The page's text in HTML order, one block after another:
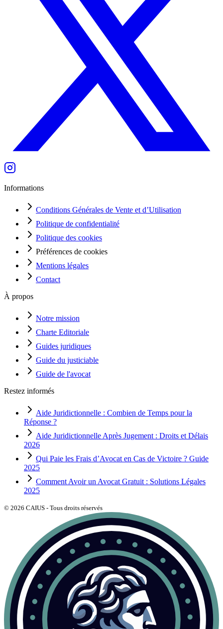
Informations
Conditions Générales de Vente et d’Utilisation
Politique de confidentialité
Politique des cookies
Préférences de cookies
Mentions légales
Contact
À propos
Notre mission
Charte Editoriale
Guides juridiques
Guide du justiciable
Guide de l'avocat
Restez informés
Aide Juridictionnelle : Combien de Temps pour la
Réponse ?
Aide Juridictionnelle Après Jugement : Droits et Délais
2026
Qui Paie les Frais d’Avocat en Cas de Victoire ? Guide
2025
Comment Avoir un Avocat Gratuit : Solutions Légales
2025
© 2026 CAIUS - Tous droits réservés